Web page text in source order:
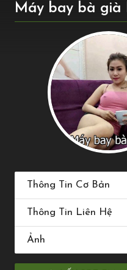
Máy bay bà già
Thông Tin Cơ Bản
Thông Tin Liên Hệ
Ảnh